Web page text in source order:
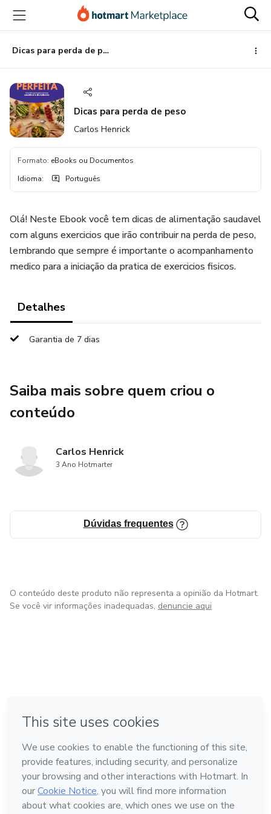
para
conteúdo
principal
para
pagamento
para
rodapé
Dicas para perda de peso
Dicas para perda de peso
Carlos Henrick
Formato: eBooks ou Documentos
Idioma: Português
Olá! Neste Ebook você tem dicas de alimentação saudavel
com alguns exercicios que irão contribuir na perda de peso,
lembrando que sempre é importante o acompanhamento
medico para a iniciação da pratica de exercicios fisicos.
Detalhes
Garantia de 7 dias
Saiba mais sobre quem criou o
conteúdo
Carlos Henrick
3 Ano Hotmarter
Dúvidas frequentes
O conteúdo deste produto não representa a opinião da Hotmart.
Se você vir informações inadequadas, denuncie aqui
Feito com ❤ na Cidade do México
Conheça a Hotmart